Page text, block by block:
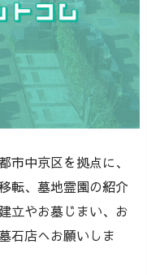
中京区を拠点に、
転、墓地霊園の紹介
立やお墓じまい、お
石店へお願いしま